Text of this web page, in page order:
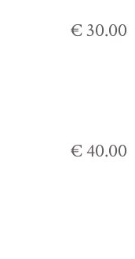
€ 30.00
€ 40.00